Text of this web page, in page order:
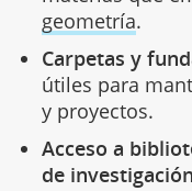
geometría.
Carpetas y
útiles para
y proyectos.
Acceso a
de